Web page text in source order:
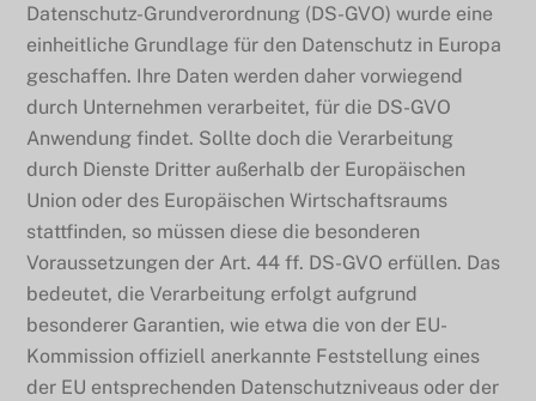
Datenschutz-Grundverordnung (DS-GVO) wurde eine
einheitliche Grundlage für den Datenschutz in Europa
geschaffen. Ihre Daten werden daher vorwiegend
durch Unternehmen verarbeitet, für die DS-GVO
Anwendung findet. Sollte doch die Verarbeitung
durch Dienste Dritter außerhalb der Europäischen
Union oder des Europäischen Wirtschaftsraums
stattfinden, so müssen diese die besonderen
Voraussetzungen der Art. 44 ff. DS-GVO erfüllen. Das
bedeutet, die Verarbeitung erfolgt aufgrund
besonderer Garantien, wie etwa die von der EU-
Kommission offiziell anerkannte Feststellung eines
der EU entsprechenden Datenschutzniveaus oder der